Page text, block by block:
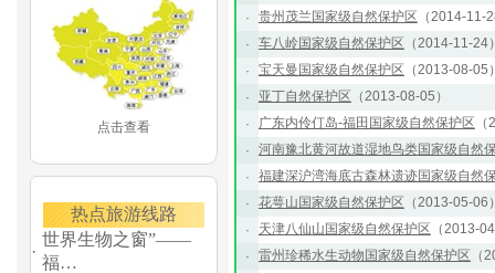
点击查看
热点旅游线路
·
世界生物之窗”——
福…
·
贵州茂兰国家级自然保护区 （2014-11-
·
车八岭国家级自然保护区 （2014-11-24
·
宝天曼国家级自然保护区 （2013-08-05
·
亚丁自然保护区 （2013-08-05）
·
广东内伶仃岛-福田国家级自然保护区
·
河南豫北黄河故道湿地鸟类国家级自然
·
福建深沪湾海底古森林遗迹国家级自然
·
花萼山国家级自然保护区 （2013-05-06
·
天津八仙山国家级自然保护区 （2013-
·
雷州珍稀水生动物国家级自然保护区 （